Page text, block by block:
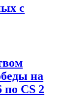
с
на
CS 2